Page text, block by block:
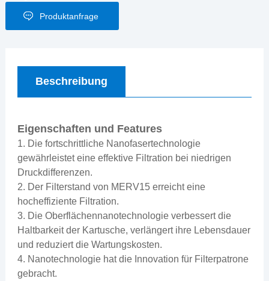
Produktanfrage
Beschreibung
Eigenschaften und Features
1. Die fortschrittliche Nanofasertechnologie
gewährleistet eine effektive Filtration bei niedrigen
Druckdifferenzen.
2. Der Filterstand von MERV15 erreicht eine
hocheffiziente Filtration.
3. Die Oberflächennanotechnologie verbessert die
Haltbarkeit der Kartusche, verlängert ihre Lebensdauer
und reduziert die Wartungskosten.
4. Nanotechnologie hat die Innovation für Filterpatrone
gebracht.